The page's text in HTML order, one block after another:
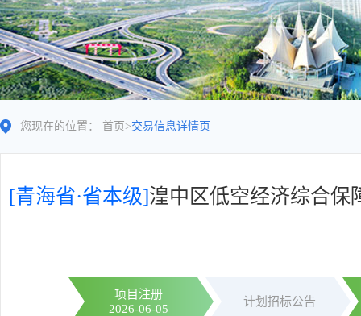
您现在的位置： 首页 >交易信息详情页
[青海省·省本级]湟中区低空经济综合保
项目注册
2026-06-05
计划招标公告